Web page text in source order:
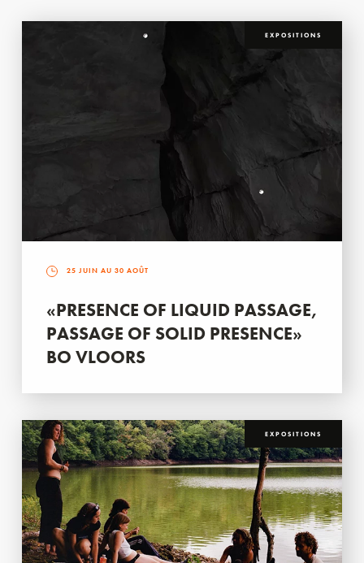
EXPOSITIONS
25 JUIN AU 30 AOÛT
«PRESENCE OF LIQUID PASSAGE,
PASSAGE OF SOLID PRESENCE»
BO VLOORS
EXPOSITIONS